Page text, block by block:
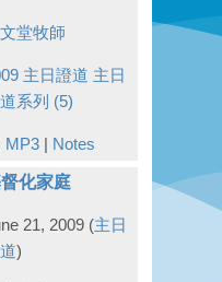
堂牧師
主日證道 主日
系列 (5)
MP3 | Notes
化家庭
21, 2009 (主日
)